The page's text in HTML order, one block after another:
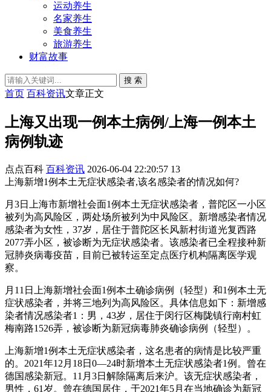
运动养生
名家养生
美食养生
旅游养生
财富故事
搜 索
首页 百科资讯文章正文
上海又出现一例本土病例/上海一例本土
病例轨迹
点点百科 百科资讯 2026-06-04 22:20:57 13
上海新增1例本土无症状感染者,该名感染者的情况如何?
月3日上海市新增社会面1例本土无症状感染者，普陀区一小区
被列为高风险区，两处场所被列为中风险区。新增感染者情况
感染者为女性，37岁，居住于普陀区长风新村街道光复西路
2077弄小区，被诊断为无症状感染者。该感染者已全程接种新
冠肺炎病毒疫苗，目前已被转运至定点医疗机构隔离医学观
察。
月11日上海新增社会面1例本土确诊病例（轻型）和1例本土无
症状感染者，并将三地列为高风险区。具体信息如下：新增感
染者情况感染者1：男，43岁，居住于闵行区梅陇镇行南村虹
梅南路1526弄，被诊断为新冠病毒肺炎确诊病例（轻型）。
上海新增1例本土无症状感染者，这名患者的病情是比较严重
的。2021年12月18日0—24时新增本土无症状感染者1例。曾在
德国感染新冠。11月3日解除隔离后来沪。该无症状感染者，
男性，61岁。曾在德国居住，于2021年5月在当地确诊为新冠